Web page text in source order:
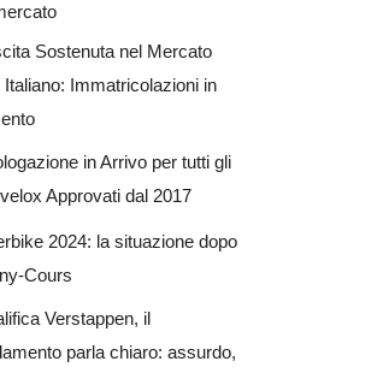
Sostenuta nel Mercato
Italiano: Immatricolazioni in
in Arrivo per tutti gli
Approvati dal 2017
2024: la situazione dopo
Cours
Verstappen, il
parla chiaro: assurdo,